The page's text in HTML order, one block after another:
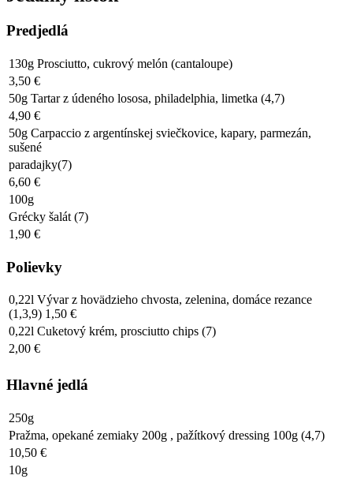
Predjedlá
130g Prosciutto, cukrový melón (cantaloupe)
3,50 €
50g Tartar z údeného lososa, philadelphia, limetka (4,7)
4,90 €
50g Carpaccio z argentínskej sviečkovice, kapary, parmezán,
sušené
paradajky(7)
6,60 €
100g
Grécky šalát (7)
1,90 €
Polievky
0,22l Vývar z hovädzieho chvosta, zelenina, domáce rezance
(1,3,9) 1,50 €
0,22l Cuketový krém, prosciutto chips (7)
2,00 €
Hlavné jedlá
250g
Pražma, opekané zemiaky 200g , pažítkový dressing 100g (4,7)
10,50 €
10g